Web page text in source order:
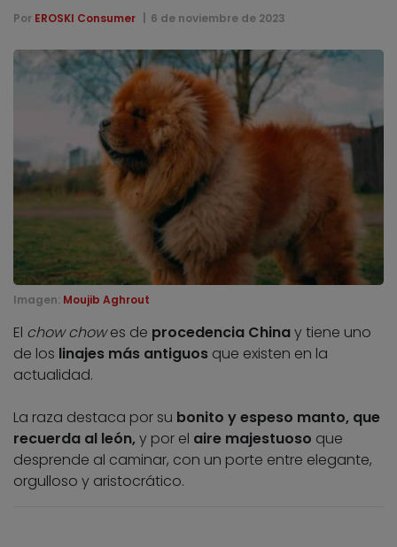
Por EROSKI Consumer 6 de noviembre de 2023
Imagen: Moujib Aghrout
El chow chowes de procedencia Chinay tiene uno
de los linajes más antiguos que existen en la
actualidad.
La raza destaca por su bonito y espeso manto, que
recuerda al león,y por el aire majestuoso que
desprende al caminar, con un porte entre elegante,
orgulloso y aristocrático.